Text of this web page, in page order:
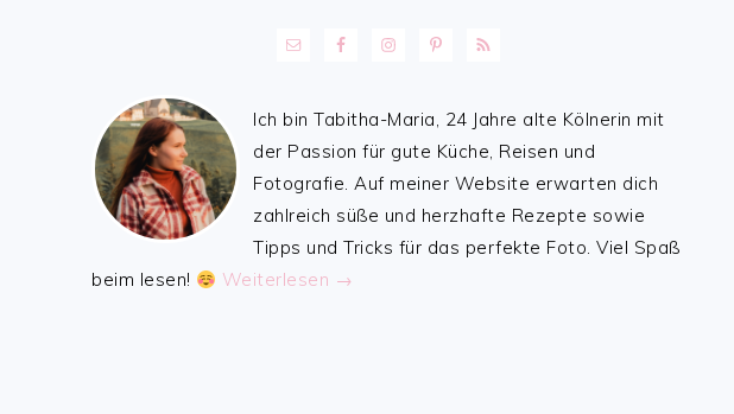
Ich bin Tabitha-Maria, 24 Jahre alte Kölnerin mit
der Passion für gute Küche, Reisen und
Fotografie. Auf meiner Website erwarten dich
zahlreich süße und herzhafte Rezepte sowie
Tipps und Tricks für das perfekte Foto. Viel Spaß
beim lesen!
Weiterlesen →